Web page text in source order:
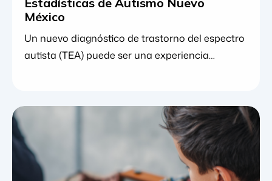
México
Un nuevo diagnóstico de trastorno del espectro
autista (TEA) puede ser una experiencia
de comportamiento y la investigación de
opciones terapéuticas, muchos padres
encuentran consuelo al observar el panorama
general. Comprender los datos y las tendencias
detrás de una condición puede proporcionar un